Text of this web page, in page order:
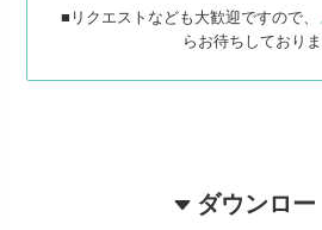
■リクエストなども大歓迎ですので、
らお待ちしておりま
ダウンロー